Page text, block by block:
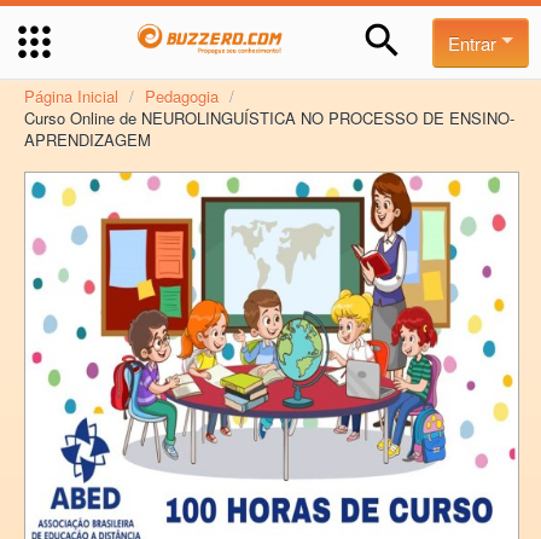
Entrar
Página Inicial / Pedagogia /
Curso Online de NEUROLINGUÍSTICA NO PROCESSO DE ENSINO-
APRENDIZAGEM